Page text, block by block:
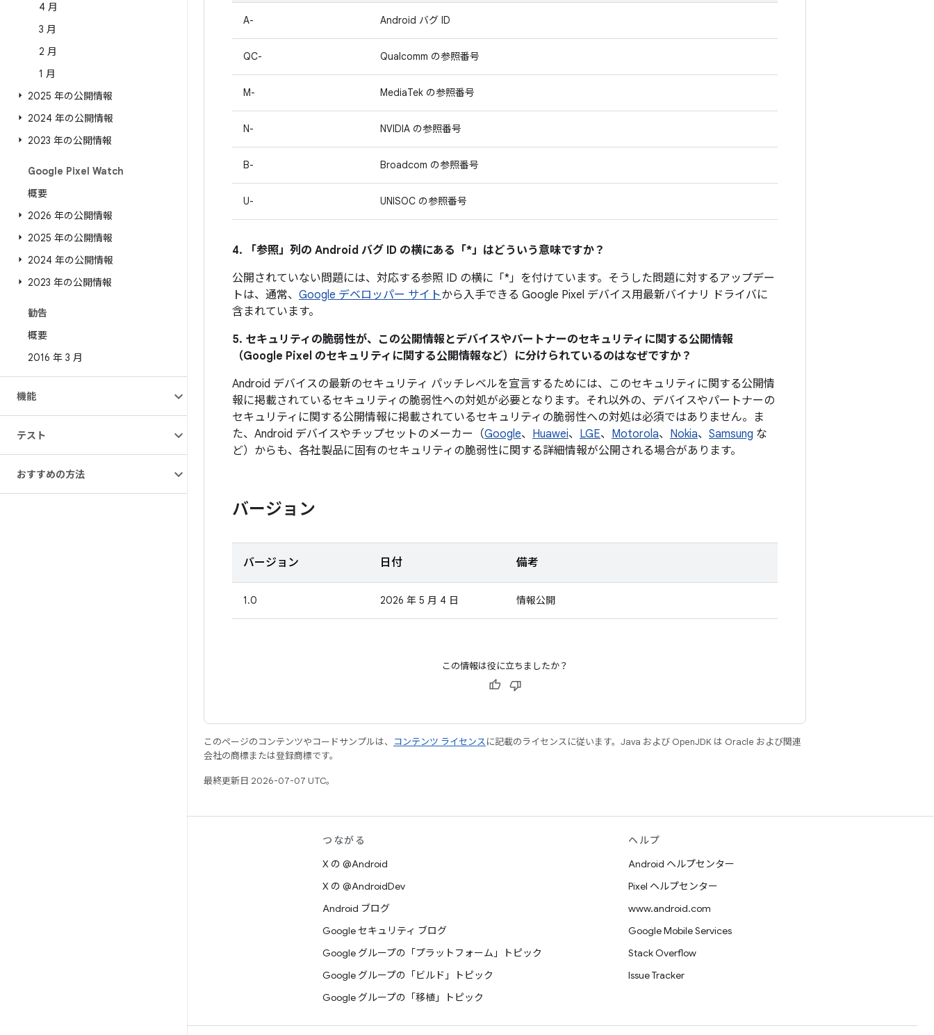
4 月
3 月
2 月
1 月
2025 年の公開情報
2024 年の公開情報
2023 年の公開情報
Google Pixel Watch
概要
2026 年の公開情報
2025 年の公開情報
2024 年の公開情報
2023 年の公開情報
勧告
概要
2016 年 3 月
機能
テスト
おすすめの方法
A- Android バグ ID
QC- Qualcomm の参照番号
M- MediaTek の参照番号
N- NVIDIA の参照番号
B- Broadcom の参照番号
U- UNISOC の参照番号
4. 「参照」 列の Android バグ ID の横にある「*」はどういう意味ですか？
公開されていない問題には、対応する参照 ID の横に「*」を付けています。そうした問題に対するアップデー
トは、通常、 Google デベロッパー サイトから入手できる Google Pixel デバイス用最新バイナリ ドライバに
含まれています。
5. セキュリティの脆弱性が、この公開情報とデバイスやパートナーのセキュリティに関する公開情報
（Google Pixel のセキュリティに関する公開情報など）に分けられているのはなぜですか？
Android デバイスの最新のセキュリティ パッチレベルを宣言するためには、このセキュリティに関する公開情
報に掲載されているセキュリティの脆弱性への対処が必要となります。それ以外の、デバイスやパートナーの
セキュリティに関する公開情報に掲載されているセキュリティの脆弱性への対処は必須ではありません。ま
た、Android デバイスやチップセットのメーカー（Google、 Huawei、 LGE、 Motorola、 Nokia、 Samsung な
ど）からも、各社製品に固有のセキュリティの脆弱性に関する詳細情報が公開される場合があります。
バージョン
バージョン 日付 備考
1.0 2026 年 5 月 4 日 情報公開
この情報は役に立ちましたか？
このページのコンテンツやコードサンプルは、 コンテンツ ライセンスに記載のライセンスに従います。Java および OpenJDK は Oracle および関連
会社の商標または登録商標です。
最終更新日 2026-07-07 UTC。
つながる
X の @Android
X の @AndroidDev
Android ブログ
Google セキュリティ ブログ
Google グループの「プラットフォーム」トピック
Google グループの「ビルド」トピック
Google グループの「移植」トピック
ヘルプ
Android ヘルプセンター
Pixel ヘルプセンター
www.android.com
Google Mobile Services
Stack Overflow
Issue Tracker